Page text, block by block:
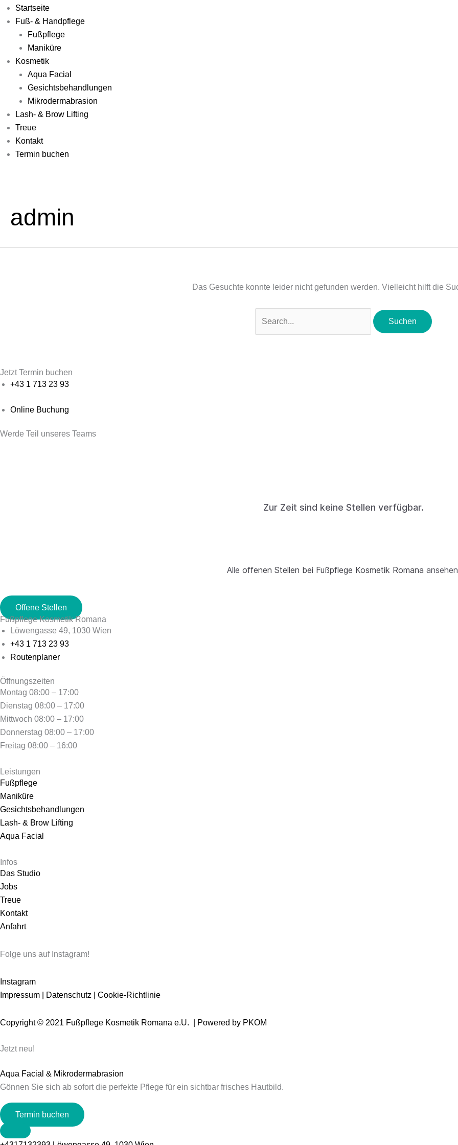
Startseite
Fuß- & Handpflege
Fußpflege
Maniküre
Kosmetik
Aqua Facial
Gesichtsbehandlungen
Mikrodermabrasion
Lash- & Brow Lifting
Treue
Kontakt
Termin buchen
admin
Das Gesuchte konnte leider nicht gefunden werden. Vielleicht hilft die
Jetzt Termin buchen
+43 1 713 23 93
Online Buchung
Werde Teil unseres Teams
Zur Zeit sind keine Stellen verfügbar.
Alle offenen Stellen bei Fußpflege Kosmetik Romana
Offene Stellen
Fußpflege Kosmetik Romana
Löwengasse 49, 1030 Wien
+43 1 713 23 93
Routenplaner
Öffnungszeiten
Montag 08:00 – 17:00
Dienstag 08:00 – 17:00
Mittwoch 08:00 – 17:00
Donnerstag 08:00 – 17:00
Freitag 08:00 – 16:00
Leistungen
Fußpflege
Maniküre
Gesichtsbehandlungen
Lash- & Brow Lifting
Aqua Facial
Infos
Das Studio
Jobs
Treue
Kontakt
Anfahrt
Folge uns auf Instagram!
Instagram
Impressum
Datenschutz Cookie-Richtlinie
Copyright © 2021 Fußpflege Kosmetik Romana e.U. | Powered by PKOM
Jetzt neu!
Aqua Facial & Mikrodermabrasion
Gönnen Sie sich ab sofort die perfekte Pflege für ein sichtbar frisches Hautbild.
Termin buchen